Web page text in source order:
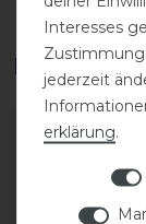
Das
-20%
Interesses
Zustimmung
jederzeit
erklärung.